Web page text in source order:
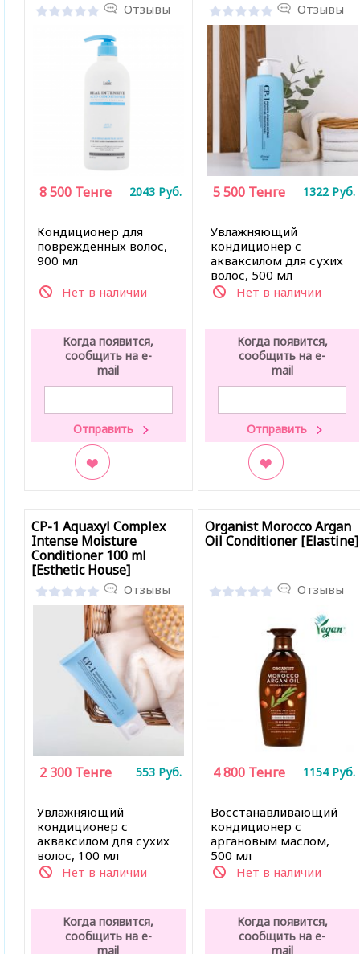
Отзывы
Кондиционер для
поврежденных волос,
900 мл
Нет в наличии
8 500 Тенге 2043 Руб.
Когда появится,
сообщить на e-
mail
Отзывы
Увлажняющий
кондиционер с
акваксилом для сухих
волос, 500 мл
Нет в наличии
5 500 Тенге 1322 Руб.
Когда появится,
сообщить на e-
mail
CP-1 Aquaxyl Complex
Intense Moisture
Conditioner 100 ml
[Esthetic House]
Отзывы
Увлажняющий
кондиционер с
акваксилом для сухих
волос, 100 мл
Нет в наличии
2 300 Тенге 553 Руб.
Когда появится,
сообщить на e-
mail
Organist Morocco Argan
Oil Conditioner [Elastine]
Отзывы
Восстанавливающий
кондиционер с
аргановым маслом,
500 мл
Нет в наличии
4 800 Тенге 1154 Руб.
Когда появится,
сообщить на e-
mail